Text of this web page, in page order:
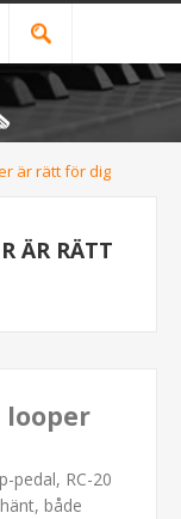
är rätt för dig
ÄR RÄTT
looper
pedal, RC-20
både